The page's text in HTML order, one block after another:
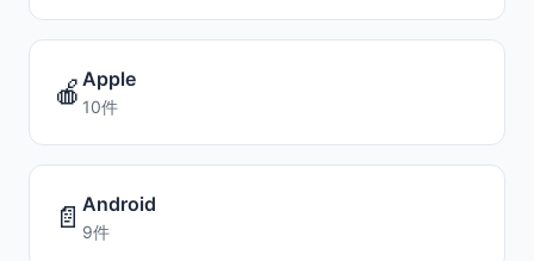
🍎 Apple
10件
📄 Android
9件